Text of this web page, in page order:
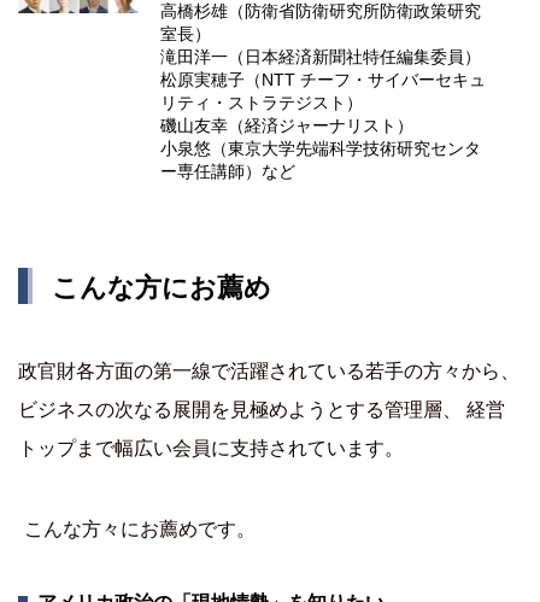
高橋杉雄（防衛省防衛研究所防衛政策研究
室長）
滝田洋一（日本経済新聞社特任編集委員）
松原実穂子（NTT チーフ・サイバーセキュ
リティ・ストラテジスト）
磯山友幸（経済ジャーナリスト）
小泉悠（東京大学先端科学技術研究センタ
ー専任講師）など
こんな方にお薦め
政官財各方面の第一線で活躍されている若手の方々から、
ビジネスの次なる展開を見極めようとする管理層、 経営
トップまで幅広い会員に支持されています。
こんな方々にお薦めです。